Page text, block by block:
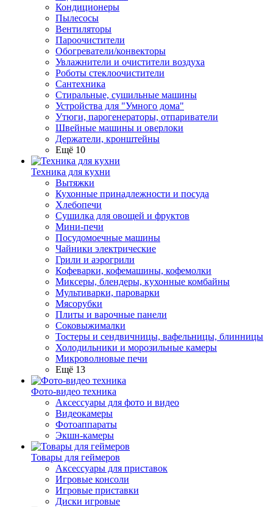
Кондиционеры
Пылесосы
Вентиляторы
Пароочистители
Обогреватели/конвекторы
Увлажнители и очистители воздуха
Роботы стеклоочистители
Сантехника
Стиральные, сушильные машины
Устройства для "Умного дома"
Утюги, парогенераторы, отпариватели
Швейные машины и оверлоки
Держатели, кронштейны
Ещё 10
Техника для кухни
Вытяжки
Кухонные принадлежности и посуда
Хлебопечи
Сушилка для овощей и фруктов
Мини-печи
Посудомоечные машины
Чайники электрические
Грили и аэрогрили
Кофеварки, кофемашины, кофемолки
Миксеры, блендеры, кухонные комбайны
Мультиварки, пароварки
Мясорубки
Плиты и варочные панели
Соковыжималки
Тостеры и сендвичницы, вафельницы, блинницы
Холодильники и морозильные камеры
Микроволновые печи
Ещё 13
Фото-видео техника
Аксессуары для фото и видео
Видеокамеры
Фотоаппараты
Экшн-камеры
Товары для геймеров
Аксессуары для приставок
Игровые консоли
Игровые приставки
Диски игровые